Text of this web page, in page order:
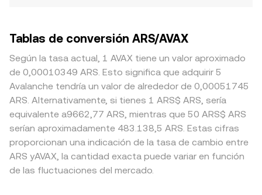
Tablas de conversión ARS/AVAX
Según la tasa actual, 1 AVAX tiene un valor aproximado
de 0,00010349 ARS. Esto significa que adquirir 5
Avalanche tendría un valor de alrededor de 0,00051745
ARS. Alternativamente, si tienes 1 ARS$ ARS, sería
equivalente a9662,77 ARS, mientras que 50 ARS$ ARS
serían aproximadamente 483.138,5 ARS. Estas cifras
proporcionan una indicación de la tasa de cambio entre
ARS yAVAX, la cantidad exacta puede variar en función
de las fluctuaciones del mercado.